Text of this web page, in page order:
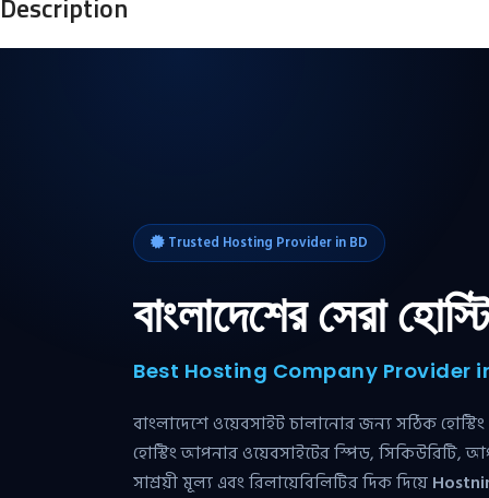
Trusted Hosting Provider in BD
বাংলাদেশের সেরা
Best Hosting Company Provider
বাংলাদেশে ওয়েবসাইট চালানোর জন্য সঠিক
হোস্টিং আপনার ওয়েবসাইটের স্পিড, সিকিউরিটি,
সাশ্রয়ী মূল্য এবং রিলায়েবিলিটির দিক দিয়ে